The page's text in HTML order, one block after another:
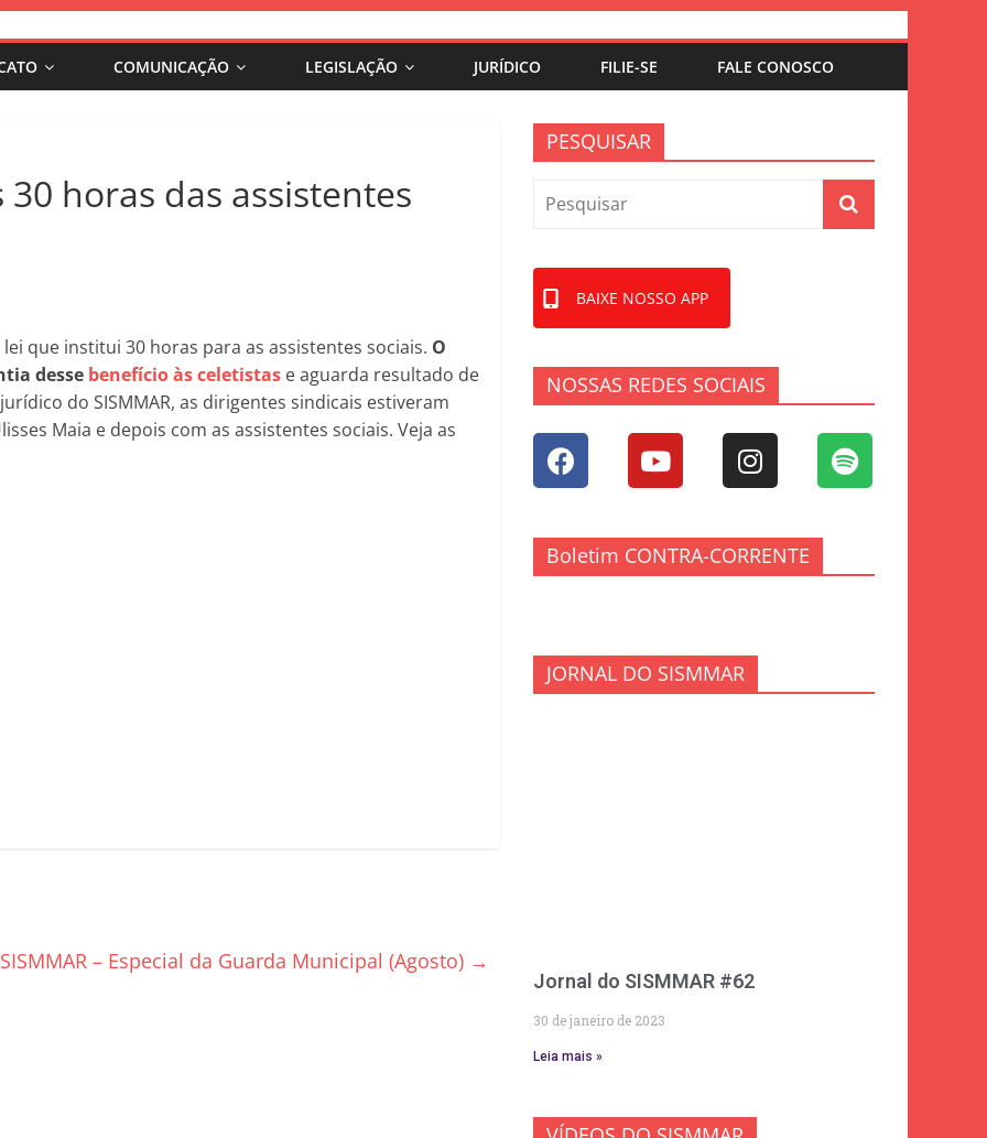
COMUNICAÇÃO LEGISLAÇÃO JURÍDICO FILIE-SE FALE CONOSCO
horas das assistentes
que institui 30 horas para as assistentes sociais. O
desse benefício às celetistas e aguarda resultado de
do SISMMAR, as dirigentes sindicais estiveram
Maia e depois com as assistentes sociais. Veja as
– Especial da Guarda Municipal (Agosto) →
PESQUISAR
BAIXE NOSSO APP
NOSSAS REDES SOCIAIS
Boletim CONTRA-CORRENTE
JORNAL DO SISMMAR
Jornal do SISMMAR #62
30 de janeiro de 2023
Leia mais »